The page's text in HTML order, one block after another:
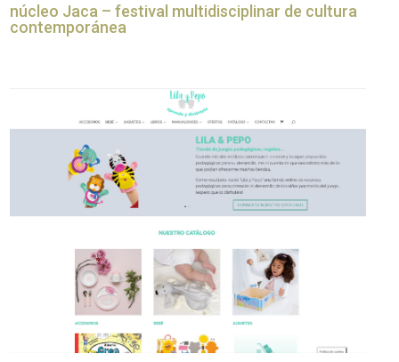
núcleo Jaca – festival multidisciplinar de cultura
contemporánea